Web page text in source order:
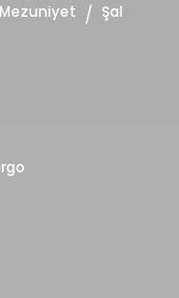
/ Şal